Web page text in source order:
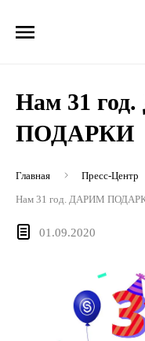
Нам 31
ПОДАРКИ
Главная Пресс-Центр
Нам 31 год. ДАРИМ
01.09.2020